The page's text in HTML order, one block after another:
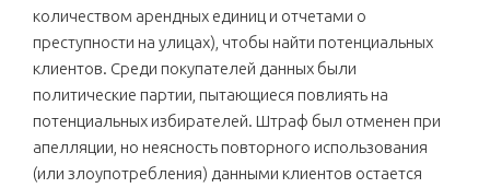
количеством арендных единиц и отчетами о
преступности на улицах), чтобы найти потенциальных
клиентов. Среди покупателей данных были
политические партии, пытающиеся повлиять на
потенциальных избирателей. Штраф был отменен при
апелляции, но неясность повторного использования
(или злоупотребления) данными клиентов остается